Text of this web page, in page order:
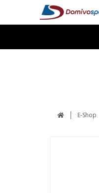
E-Shop